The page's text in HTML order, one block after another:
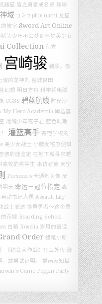
器猫 盾之勇者成名录 球咏
域 コミケplus nami 龙猫
教室 Sword Art Online
猪头少年不会梦到怀梦美少女
Collection 东方
宫崎骏 剃须。然
魂的龙神丸 宫城良田
幻想 明日方舟 科学超电磁
CGSS 碧蓝航线 时光沙
My Hero Academia 岸边露
地缚少年花子君 蓝色时期
灌篮高手 寄宿学校的
美少女战士 小魔女宅急便琪
德的谜鉴定 在地下城寻求邂
高校的劣等生 来访者篇 天空
Persona 5 卡通狗头像 皮
明天 命运－冠位指定 高
动书记人偶 Assault Lily
战士高达 慎重勇者～这个勇
花嫁 Boarding School
白箱 Roselia 岁月的童话
Order 蜡笔小新
《约会大作战》狂三外传 薇
故尝试证明。
插画家知世
Game Poppin’Party